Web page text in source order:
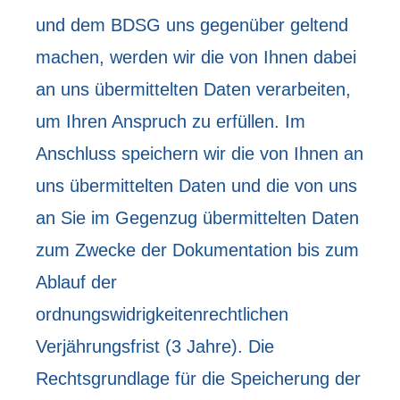
und dem BDSG uns gegenüber geltend
machen, werden wir die von Ihnen dabei
an uns übermittelten Daten verarbeiten,
um Ihren Anspruch zu erfüllen. Im
Anschluss speichern wir die von Ihnen an
uns übermittelten Daten und die von uns
an Sie im Gegenzug übermittelten Daten
zum Zwecke der Dokumentation bis zum
Ablauf der
ordnungswidrigkeitenrechtlichen
Verjährungsfrist (3 Jahre). Die
Rechtsgrundlage für die Speicherung der